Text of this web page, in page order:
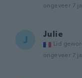
ongeveer 7
J Julie
Lid
ongeveer 7